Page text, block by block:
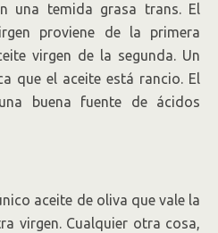
una temida grasa trans. El
proviene de la primera
virgen de la segunda. Un
que el aceite está rancio. El
buena fuente de ácidos
aceite de oliva que vale la
virgen. Cualquier otra cosa,